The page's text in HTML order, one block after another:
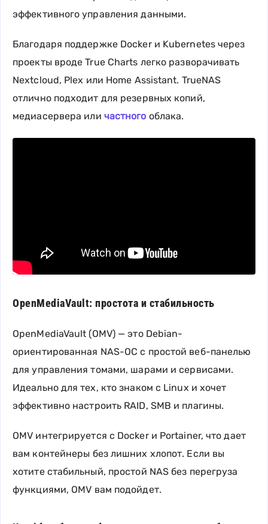
эффективного управления данными.
Благодаря поддержке Docker и Kubernetes через
проекты вроде True Charts легко разворачивать
Nextcloud, Plex или Home Assistant. TrueNAS
отлично подходит для резервных копий,
медиасервера или частного облака.
OpenMediaVault: простота и стабильность
OpenMediaVault (OMV) — это Debian-
ориентированная NAS-ОС с простой веб-панелью
для управления томами, шарами и сервисами.
Идеально для тех, кто знаком с Linux и хочет
эффективно настроить RAID, SMB и плагины.
OMV интегрируется с Docker и Portainer, что дает
вам контейнеры без лишних хлопот. Если вы
хотите стабильный, простой NAS без перегруза
функциями, OMV вам подойдет.